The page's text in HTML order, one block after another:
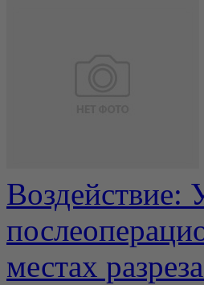
Воздействие:
местах